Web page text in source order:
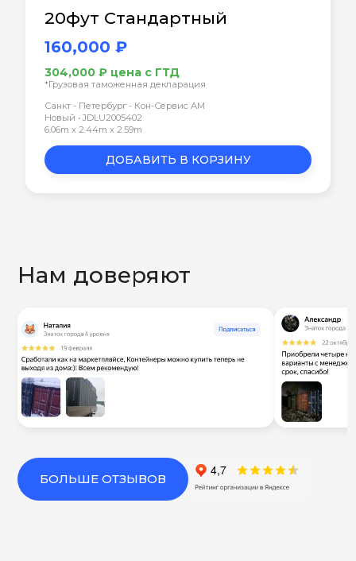
20фут Стандартный
160,000 ₽
304,000 ₽ цена с ГТД
*Грузовая таможенная декларация
Санкт - Петербург - Кон-Сервис АМ
Новый • JDLU2005402
6.06m x 2.44m x 2.59m
ДОБАВИТЬ В КОРЗИНУ
Нам доверяют
БОЛЬШЕ ОТЗЫВОВ